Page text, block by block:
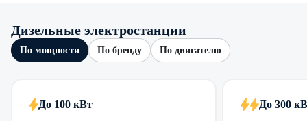
Дизельные электростанции
По мощности По бренду По двигателю
До 100 кВт До 300